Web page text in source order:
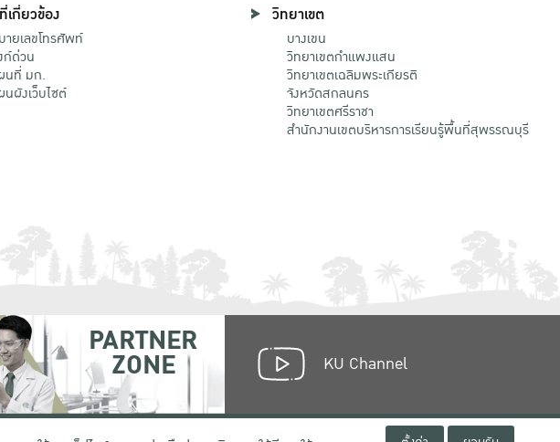
เกี่ยวข้อง
ายเลขโทรศัพท์
ก์ด่วน
นที่ มก.
นผังเว็บไซต์
วิทยาเขต
บางเขน
วิทยาเขตกําแพงแสน
วิทยาเขตเฉลิมพระเกียรติ
จังหวัดสกลนคร
วิทยาเขตศรีราชา
สำนักงานเขตบริหารการเรียนรู้พื้นที่สุพรรณบุรี
PARTNER
ZONE KU Channel